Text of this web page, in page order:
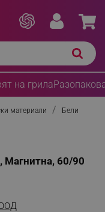
на грила
материали
Бели
Магнитна, 60/90